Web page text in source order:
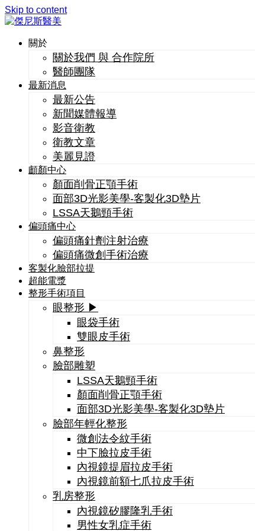
Skip to content
關於
關於我們 與 合作院所
醫師團隊
最新消息
最新公告
新聞媒體報導
影音衛教
衛教文章
美麗見證
顱顏中心
顏面削骨正顎手術
面部3D光影美學-客製化3D墊片
LSSA天鵝頸手術
偏頭痛中心
偏頭痛針劑注射治療
偏頭痛微創手術治療
客製化臉部拉提
超能電漿
整形手術項目
眼整形 ▶
眼袋手術
雙眼皮手術
鼻整形
臉部雕塑
LSSA天鵝頸手術
顏面削骨正顎手術
面部3D光影美學-客製化3D墊片
臉部年輕化整形
微創法令紋手術
中下臉拉皮手術
內視鏡提眉拉皮手術
內視鏡前額七爪拉皮手術
乳房整形
內視鏡矽膠隆乳手術
男性女乳症手術